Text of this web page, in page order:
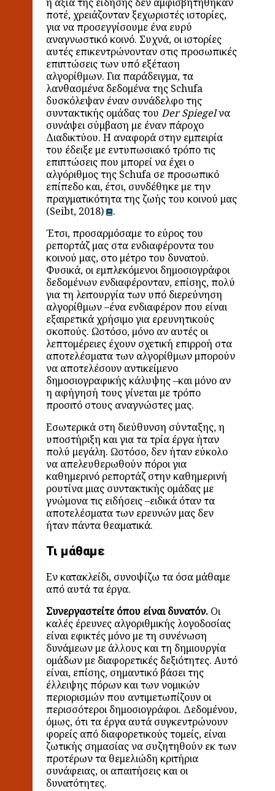
η αξία της είδησης δεν αμφισβητήθηκαν
ποτέ, χρειάζονταν ξεχωριστές ιστορίες,
για να προσεγγίσουμε ένα ευρύ
αναγνωστικό κοινό. Συχνά, οι ιστορίες
αυτές επικεντρώνονταν στις προσωπικές
επιπτώσεις των υπό εξέταση
αλγορίθμων. Για παράδειγμα, τα
λανθασμένα δεδομένα της Schufa
δυσκόλεψαν έναν συνάδελφο της
συντακτικής ομάδας του Der Spiegelνα
συνάψει σύμβαση με έναν πάροχο
Διαδικτύου. Η αναφορά στην εμπειρία
του έδειξε με εντυπωσιακό τρόπο τις
επιπτώσεις που μπορεί να έχει ο
αλγόριθμος της Schufa σε προσωπικό
επίπεδο και, έτσι, συνδέθηκε με την
πραγματικότητα της ζωής του κοινού μας
(Seibt, 2018)
.
Έτσι, προσαρμόσαμε το εύρος του
ρεπορτάζ μας στα ενδιαφέροντα του
κοινού μας, στο μέτρο του δυνατού.
Φυσικά, οι εμπλεκόμενοι δημοσιογράφοι
δεδομένων ενδιαφέρονταν, επίσης, πολύ
για τη λειτουργία των υπό διερεύνηση
αλγορίθμων –ένα ενδιαφέρον που είναι
εξαιρετικά χρήσιμο για ερευνητικούς
σκοπούς. Ωστόσο, μόνο αν αυτές οι
λεπτομέρειες έχουν σχετική επιρροή στα
αποτελέσματα των αλγορίθμων μπορούν
να αποτελέσουν αντικείμενο
δημοσιογραφικής κάλυψης –και μόνο αν
η αφήγησή τους γίνεται με τρόπο
προσιτό στους αναγνώστες μας.
Εσωτερικά στη διεύθυνση σύνταξης, η
υποστήριξη και για τα τρία έργα ήταν
πολύ μεγάλη. Ωστόσο, δεν ήταν εύκολο
να απελευθερωθούν πόροι για
καθημερινό ρεπορτάζ στην καθημερινή
ρουτίνα μιας συντακτικής ομάδας με
γνώμονα τις ειδήσεις –ειδικά όταν τα
αποτελέσματα των ερευνών μας δεν
ήταν πάντα θεαματικά.
Τι μάθαμε
Εν κατακλείδι, συνοψίζω τα όσα μάθαμε
από αυτά τα έργα.
Συνεργαστείτε όπου είναι δυνατόν. Οι
καλές έρευνες αλγοριθμικής λογοδοσίας
είναι εφικτές μόνο με τη συνένωση
δυνάμεων με άλλους και τη δημιουργία
ομάδων με διαφορετικές δεξιότητες. Αυτό
είναι, επίσης, σημαντικό βάσει της
έλλειψης πόρων και των νομικών
περιορισμών που αντιμετωπίζουν οι
περισσότεροι δημοσιογράφοι. Δεδομένου,
όμως, ότι τα έργα αυτά συγκεντρώνουν
φορείς από διαφορετικούς τομείς, είναι
ζωτικής σημασίας να συζητηθούν εκ των
προτέρων τα θεμελιώδη κριτήρια
συνάφειας, οι απαιτήσεις και οι
δυνατότητες.